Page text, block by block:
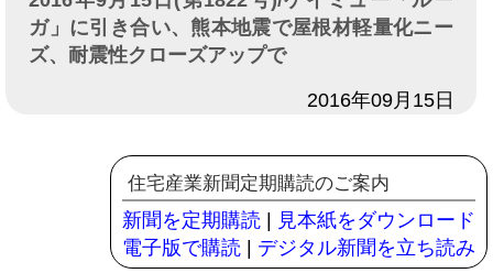
ガ」に引き合い、熊本地震で屋根材軽量化ニー
ズ、耐震性クローズアップで
2016年09月15日
住宅産業新聞定期購読のご案内
新聞を定期購読 | 見本紙をダウンロード
電子版で購読 | デジタル新聞を立ち読み